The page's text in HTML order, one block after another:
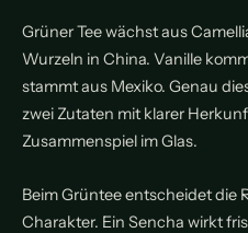
Grüner Tee wächst aus
Wurzeln in China. Vanille
stammt aus Mexiko. Genau
zwei Zutaten mit klarer
Zusammenspiel im Glas.
Beim Grüntee entscheidet die
Charakter. Ein Sencha wirkt